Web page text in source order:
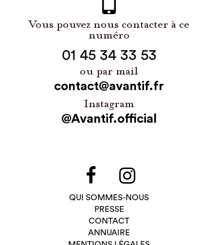
Vous pouvez nous contacter à ce
numéro
01 45 34 33 53
ou par mail
contact@avantif.fr
Instagram
@Avantif.official
QUI SOMMES-NOUS
PRESSE
CONTACT
ANNUAIRE